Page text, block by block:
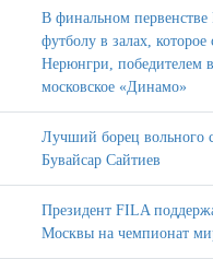
В финальном первенстве
футболу в залах, которое
Нерюнгри, победителем
московское «Динамо»
Лучший борец вольного
Бувайсар Сайтиев
Президент FILA
Москвы на чемпионат